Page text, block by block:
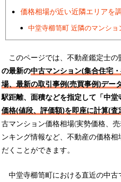
価格相場が近い近隣エリアを
中堂寺櫛笥町 近隣のマンショ
このページでは、不動産鑑定士の
の最新の中古マンション(集合住宅
場、最新の取引事例(売買事例)デー
駅距離、面積などを指定して「中堂
価格(値段、評価額)を即座に計算(査
古マンション価格相場(実勢価格、
ンキング情報など、不動産の価格
だくことができます。
中堂寺櫛笥町における直近の中